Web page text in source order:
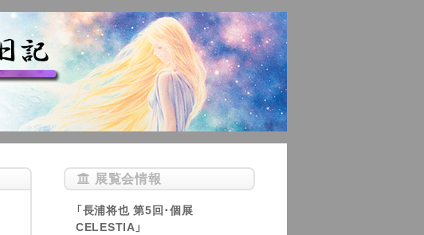
展覧会情報
「長浦将也 第5回･個展
CELESTIA」